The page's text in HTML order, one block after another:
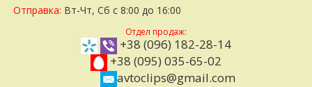
Отправка: Вт-Чт, Сб с 8:00 до 16:00
Отдел продаж:
+38 (096) 182-28-14
+38 (095) 035-65-02
avtoclips@gmail.com